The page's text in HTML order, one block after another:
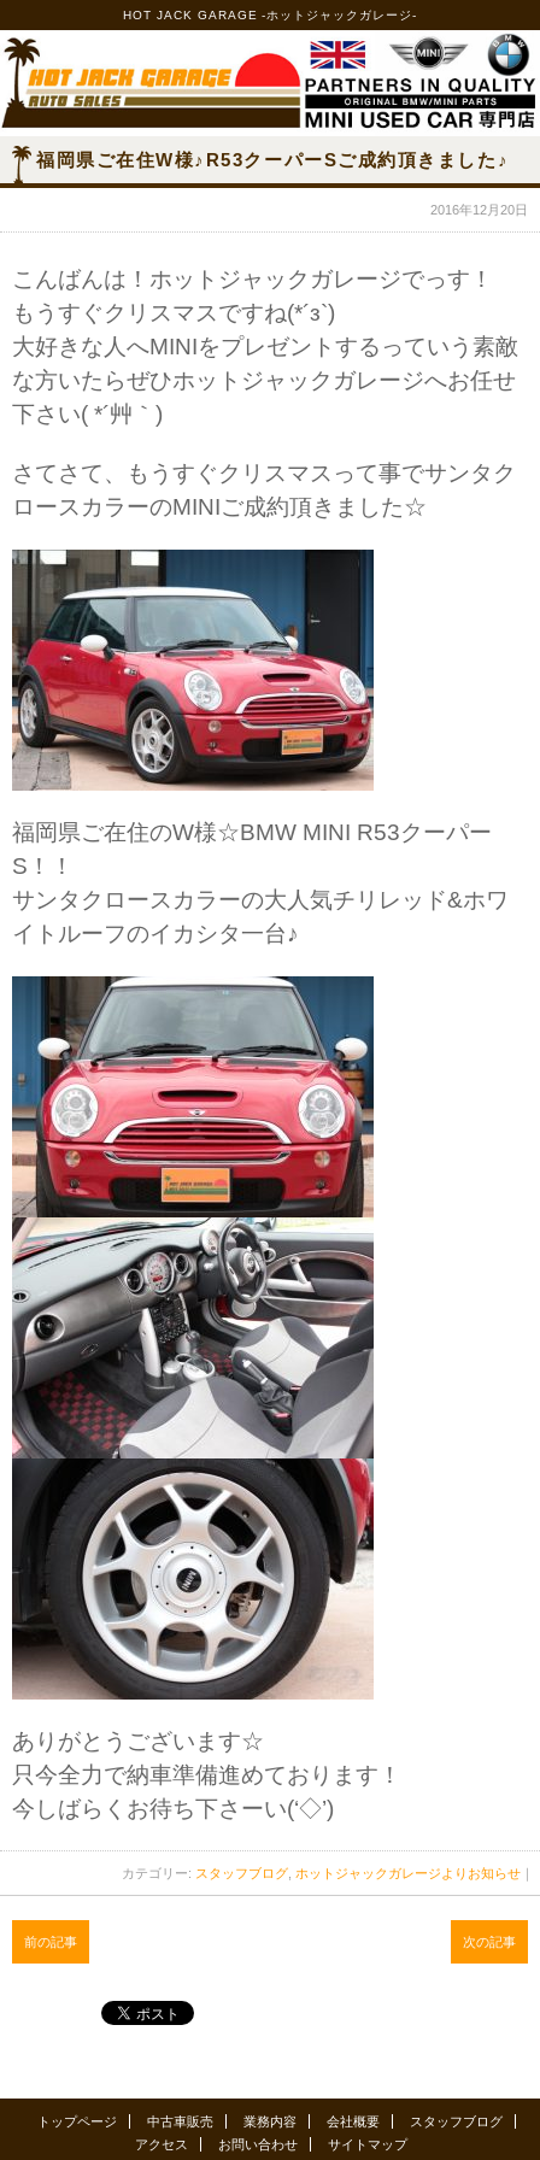
HOT JACK GARAGE -ホットジャックガレージ-
福岡県ご在住W様♪R53クーパーSご成約頂きました♪
2016年12月20日
こんばんは！ホットジャックガレージでっす！
もうすぐクリスマスですね(*´з`)
大好きな人へMINIをプレゼントするっていう素敵
な方いたらぜひホットジャックガレージへお任せ
下さい( *´艸｀)
さてさて、もうすぐクリスマスって事でサンタク
ロースカラーのMINIご成約頂きました☆
福岡県ご在住のW様☆BMW MINI R53クーパー
S！！
サンタクロースカラーの大人気チリレッド&ホワ
イトルーフのイカシタ一台♪
ありがとうございます☆
只今全力で納車準備進めております！
今しばらくお待ち下さーい(‘◇’)ゞ
カテゴリー: スタッフブログ ホットジャックガレージよりお知らせ ｜
前の記事 次の記事
トップページ 中古車販売 業務内容 会社概要
スタッフブログ
アクセス
お問い合わせ サイトマップ